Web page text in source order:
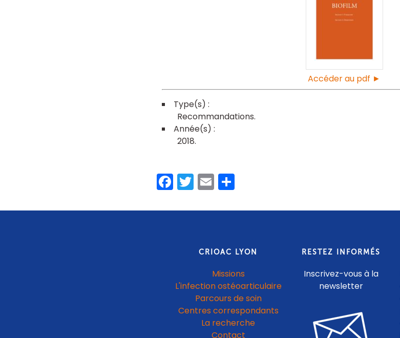
Accéder au pdf ►
Recommandations
2018
Facebook
Twitter
Email
CRIOAC LYON
Missions
L'infection ostéoarticulaire
Parcours de soin
Centres correspondants
La recherche
Contact
RESTEZ INFORMÉS
Inscrivez-vous à la
newsletter